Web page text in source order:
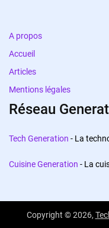
A propos
Accueil
Articles
Mentions légales
Réseau
Tech Generation - La
Cuisine Generation - La
Copyright © 2026,